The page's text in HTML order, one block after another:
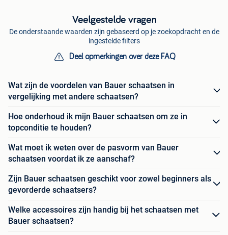
Veelgestelde vragen
De onderstaande waarden zijn gebaseerd op je zoekopdracht en de
ingestelde filters
Deel opmerkingen over deze FAQ
Wat zijn de voordelen van Bauer schaatsen in
vergelijking met andere schaatsen?
Hoe onderhoud ik mijn Bauer schaatsen om ze in
topconditie te houden?
Wat moet ik weten over de pasvorm van Bauer
schaatsen voordat ik ze aanschaf?
Zijn Bauer schaatsen geschikt voor zowel beginners als
gevorderde schaatsers?
Welke accessoires zijn handig bij het schaatsen met
Bauer schaatsen?